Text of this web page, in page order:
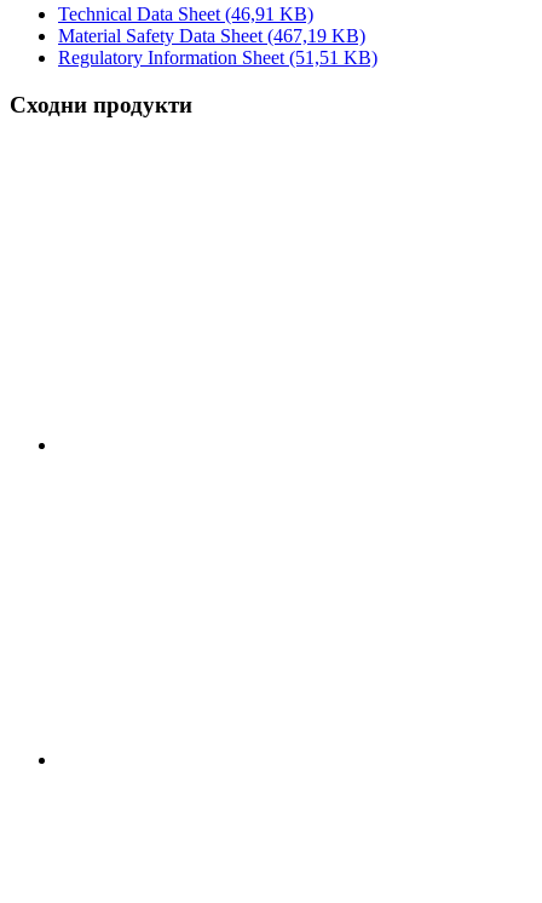
Technical Data Sheet (46,91 KB)
Material Safety Data Sheet (467,19 KB)
Regulatory Information Sheet (51,51 KB)
Сходни продукти